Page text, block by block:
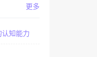
更多
知能力